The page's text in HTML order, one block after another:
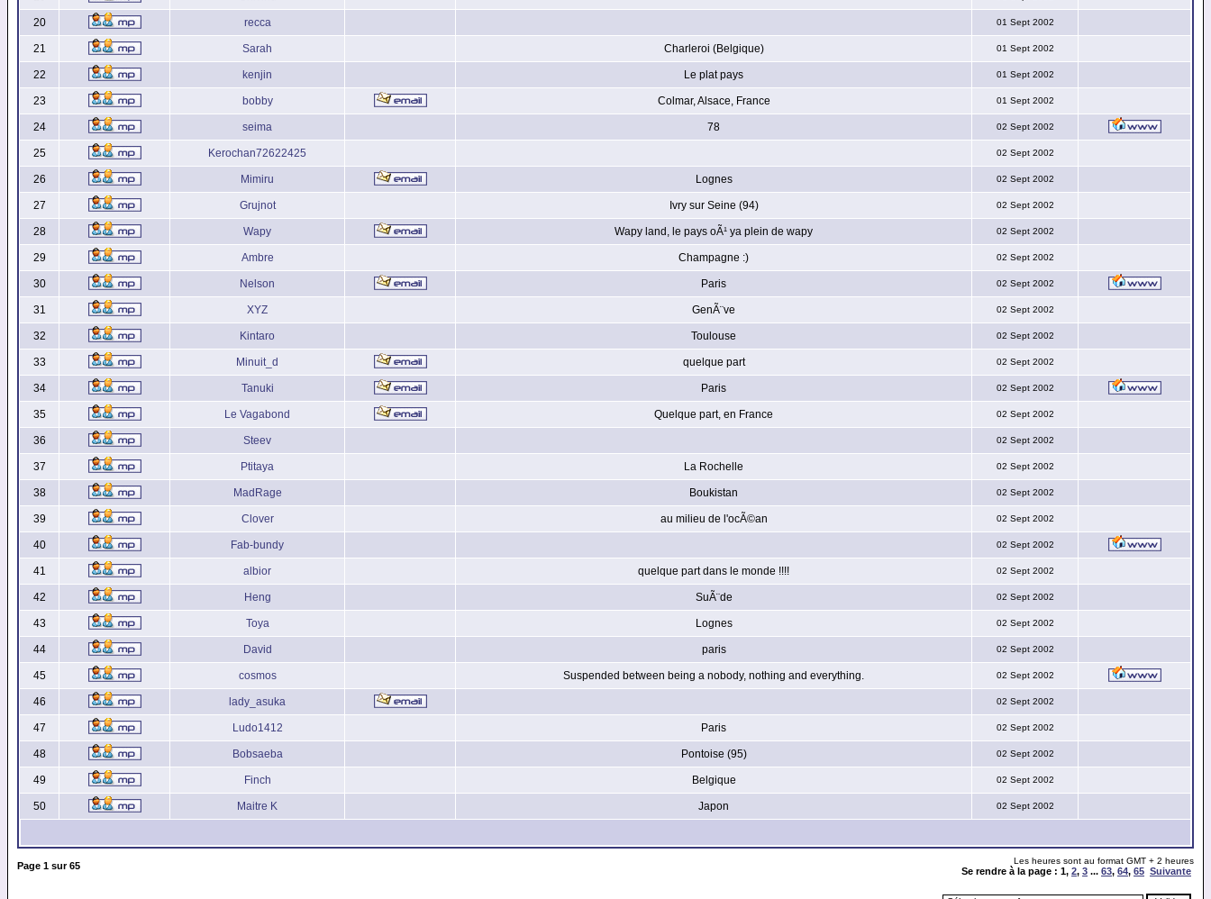
20 recca 01 Sept 2002
21 Sarah Charleroi (Belgique) 01 Sept 2002
22 kenjin Le plat pays 01 Sept 2002
23 bobby Colmar, Alsace, France 01 Sept 2002
24 seima 78 02 Sept 2002
25 Kerochan72622425 02 Sept 2002
26 Mimiru Lognes 02 Sept 2002
27 Grujnot Ivry sur Seine (94) 02 Sept 2002
28 Wapy Wapy land, le pays oÃ¹ ya plein de wapy 02 Sept 2002
29 Ambre Champagne :) 02 Sept 2002
30 Nelson Paris 02 Sept 2002
31 XYZ GenÃ¨ve 02 Sept 2002
32 Kintaro Toulouse 02 Sept 2002
33 Minuit_d quelque part 02 Sept 2002
34 Tanuki Paris 02 Sept 2002
35 Le Vagabond Quelque part, en France 02 Sept 2002
36 Steev 02 Sept 2002
37 Ptitaya La Rochelle 02 Sept 2002
38 MadRage Boukistan 02 Sept 2002
39 Clover au milieu de l'ocÃ©an 02 Sept 2002
40 Fab-bundy 02 Sept 2002
41 albior quelque part dans le monde !!!! 02 Sept 2002
42 Heng SuÃ¨de 02 Sept 2002
43 Toya Lognes 02 Sept 2002
44 David paris 02 Sept 2002
45 cosmos Suspended between being a nobody, nothing and everything. 02 Sept 2002
46 lady_asuka 02 Sept 2002
47 Ludo1412 Paris 02 Sept 2002
48 Bobsaeba Pontoise (95) 02 Sept 2002
49 Finch Belgique 02 Sept 2002
50 Maitre K Japon 02 Sept 2002
Page 1 sur65 Les heures sont au format GMT + 2 heures
Se rendre à la page : 1, 2, 3 ... 63, 64, 65 Suivante